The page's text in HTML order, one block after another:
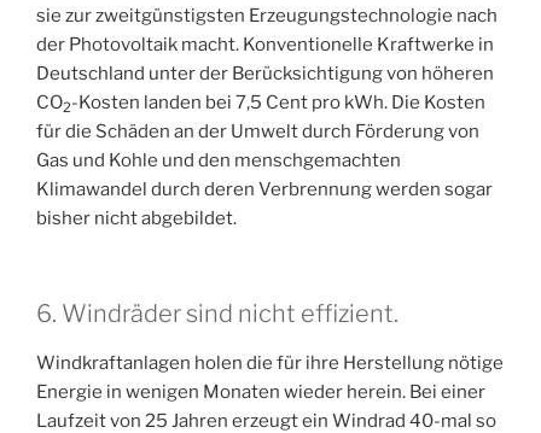
sie zur zweitgünstigsten Erzeugungstechnologie nach
der Photovoltaik macht. Konventionelle Kraftwerke in
Deutschland unter der Berücksichtigung von höheren
CO2-Kosten landen bei 7,5 Cent pro kWh. Die Kosten
für die Schäden an der Umwelt durch Förderung von
Gas und Kohle und den menschgemachten
Klimawandel durch deren Verbrennung werden sogar
bisher nicht abgebildet.
6. Windräder sind nicht effizient.
Windkraftanlagen holen die für ihre Herstellung nötige
Energie in wenigen Monaten wieder herein. Bei einer
Laufzeit von 25 Jahren erzeugt ein Windrad 40-mal so